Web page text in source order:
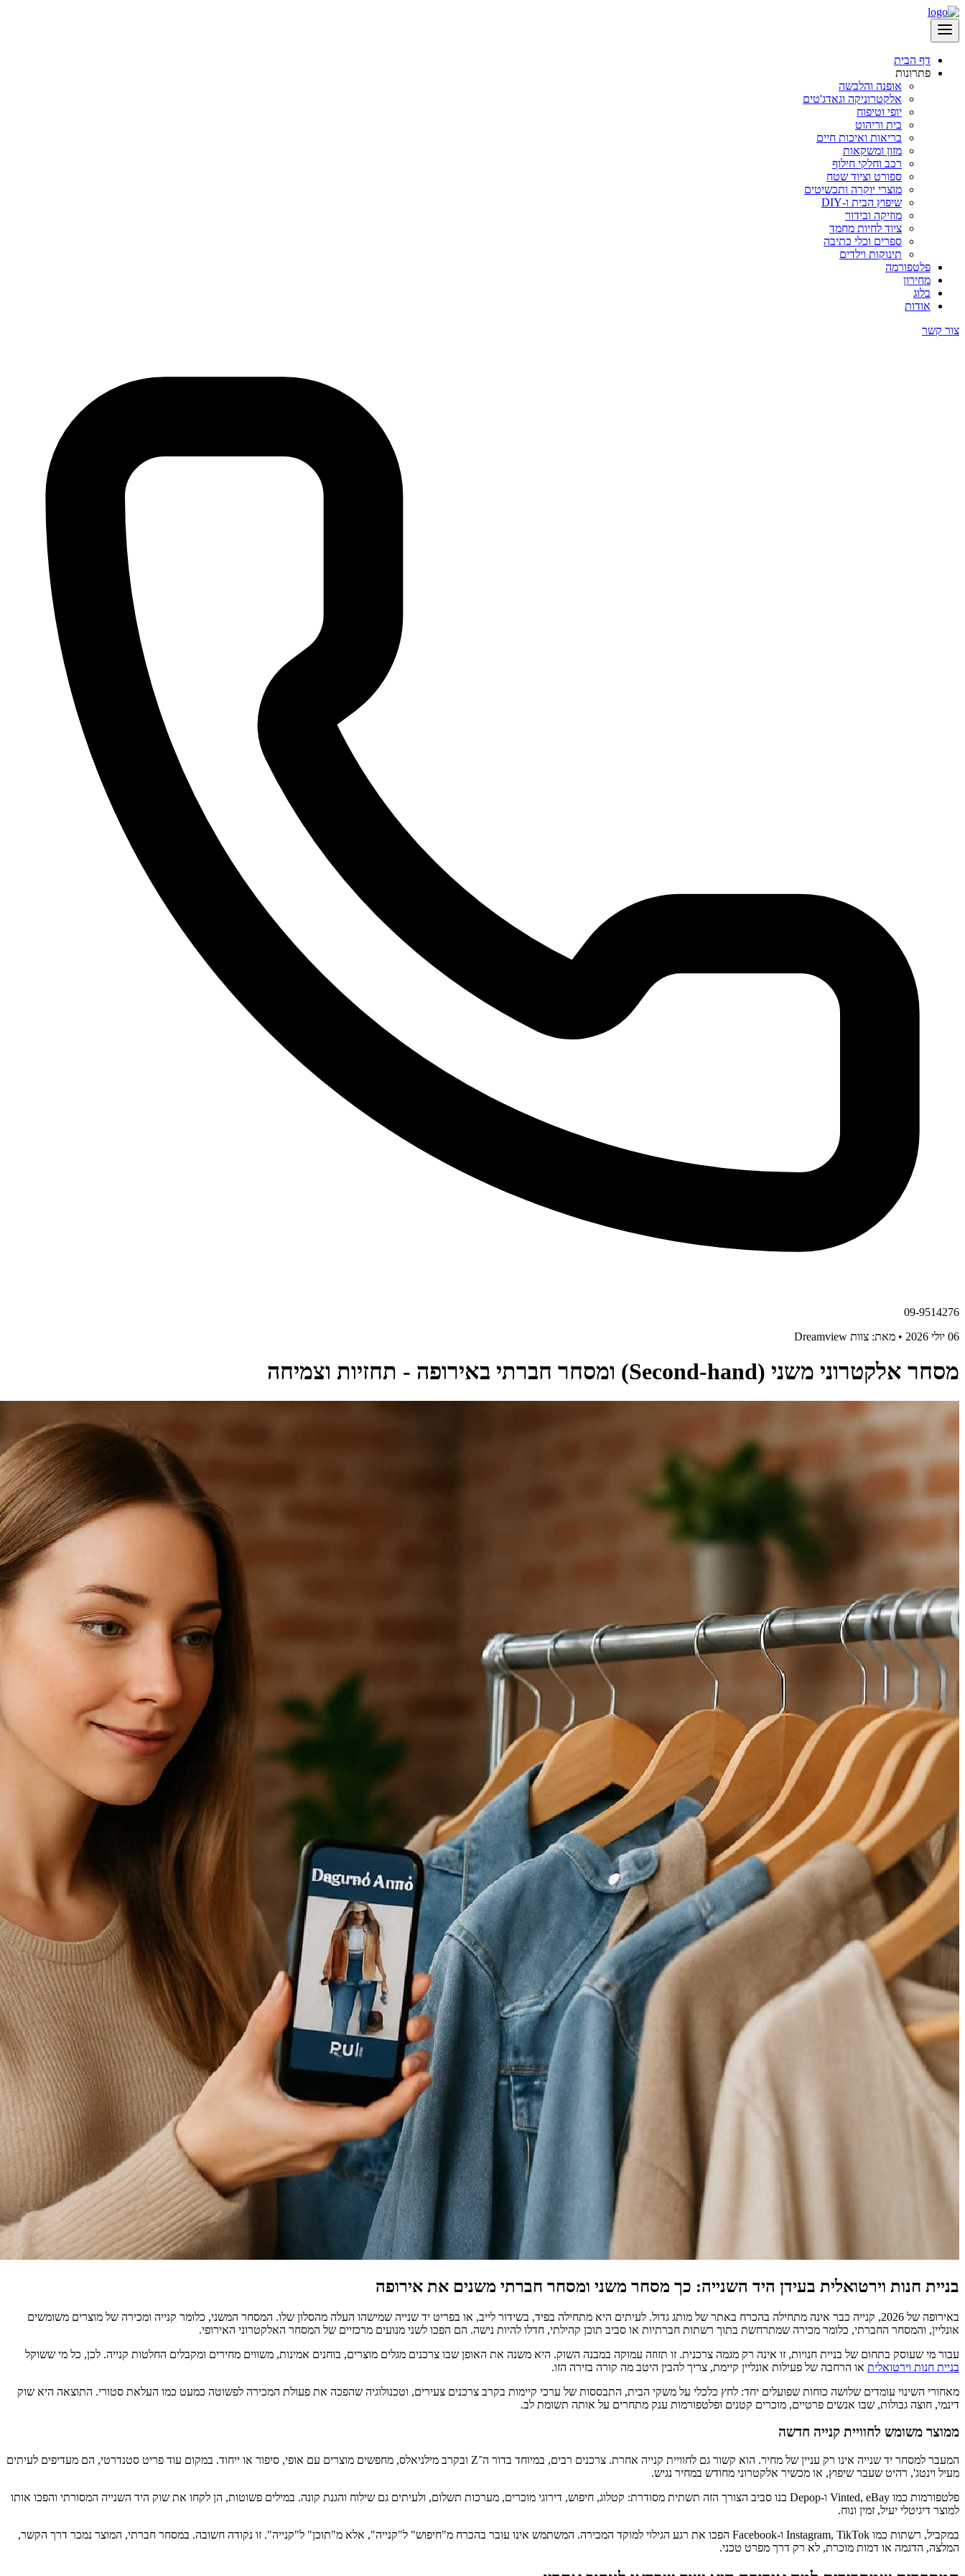
דף הבית
פתרונות
אופנה והלבשה
אלקטרוניקה וגאדג'טים
יופי וטיפוח
בית וריהוט
בריאות ואיכות חיים
מזון ומשקאות
רכב וחלקי חילוף
ספורט וציוד שטח
מוצרי יוקרה ותכשיטים
שיפוץ הבית ו-DIY
מוזיקה ובידור
ציוד לחיות מחמד
ספרים וכלי כתיבה
תינוקות וילדים
פלטפורמה
מחירון
בלוג
אודות
צור קשר
09-9514276
06 יולי 2026 • מאת: צוות Dreamview
מסחר אלקטרוני משני (Second-hand) ומסחר חברתי באירופה - תחזיות וצמיחה
בניית חנות וירטואלית בעידן היד השנייה: כך מסחר משני ומסחר חברתי משנים את אירופה
באירופה של 2026, קנייה כבר אינה מתחילה בהכרח באתר של מותג גדול. לעיתים היא מתחילה בפיד, בשידור לייב, או בפריט יד שנייה שמישהו העלה מהסלון שלו. המסחר המשני, כלומר קנייה ומכירה של מוצרים משומשים
אונליין, והמסחר החברתי, כלומר מכירה שמתרחשת בתוך רשתות חברתיות או סביב תוכן קהילתי, חדלו להיות נישה. הם הפכו לשני מנועים מרכזיים של המסחר האלקטרוני האירופי.
עבור מי שעוסק בתחום של בניית חנויות, זו אינה רק מגמה צרכנית. זו תזוזה עמוקה במבנה השוק. היא משנה את האופן שבו צרכנים מגלים מוצרים, בוחנים אמינות, משווים מחירים ומקבלים החלטות קנייה. לכן, כל מי ששוקל
בניית חנות וירטואלית או הרחבה של פעילות אונליין קיימת, צריך להבין היטב מה קורה בזירה הזו.
מאחורי השינוי עומדים שלושה כוחות שפועלים יחד: לחץ כלכלי על משקי הבית, התבססות של ערכי קיימות בקרב צרכנים צעירים, וטכנולוגיה שהפכה את פעולת המכירה לפשוטה כמעט כמו העלאת סטורי. התוצאה היא שוק
דינמי, חוצה גבולות, שבו אנשים פרטיים, מוכרים קטנים ופלטפורמות ענק מתחרים על אותה תשומת לב.
ממוצר משומש לחוויית קנייה חדשה
המעבר למסחר יד שנייה אינו רק עניין של מחיר. הוא קשור גם לחוויית קנייה אחרת. צרכנים רבים, במיוחד בדור ה־Z ובקרב מילניאלס, מחפשים מוצרים עם אופי, סיפור או ייחוד. במקום עוד פריט סטנדרטי, הם מעדיפים לעיתים
מעיל וינטג', רהיט שעבר שיפוץ, או מכשיר אלקטרוני מחודש במחיר נגיש.
פלטפורמות כמו Vinted, eBay ו-Depop בנו סביב הצורך הזה תשתית מסודרת: קטלוג, חיפוש, דירוגי מוכרים, מערכות תשלום, ולעיתים גם שילוח והגנת קונה. במילים פשוטות, הן לקחו את שוק היד השנייה המסורתי והפכו אותו
למוצר דיגיטלי יעיל, זמין ונוח.
במקביל, רשתות כמו Instagram, TikTok ו-Facebook הפכו את רגע הגילוי למוקד המכירה. המשתמש אינו עובר בהכרח מ"חיפוש" ל"קנייה", אלא מ"תוכן" ל"קנייה". זו נקודה חשובה. במסחר חברתי, המוצר נמכר דרך הקשר,
המלצה, הדגמה או דמות מוכרת, לא רק דרך מפרט טכני.